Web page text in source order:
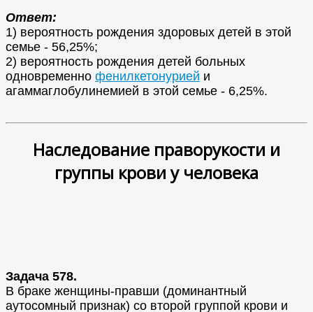
Ответ:
1) вероятность рождения здоровых детей в этой
семье - 56,25%;
2) вероятность рождения детей больных
одновременно фенилкетонурией и
агаммаглобулинемией в этой семье - 6,25%.
Наследование праворукости и
группы крови у человека
Задача 578.
В браке женщины-правши (доминантный
аутосомный признак) со второй группой крови и